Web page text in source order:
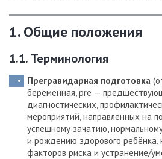
1. Общие положения
1.1. Терминология
Прегравидарная подготовка
беременная, pre —
диагностических,
мероприятий, направленных на
успешному зачатию,
и рождению здорового
факторов риска и устранение/